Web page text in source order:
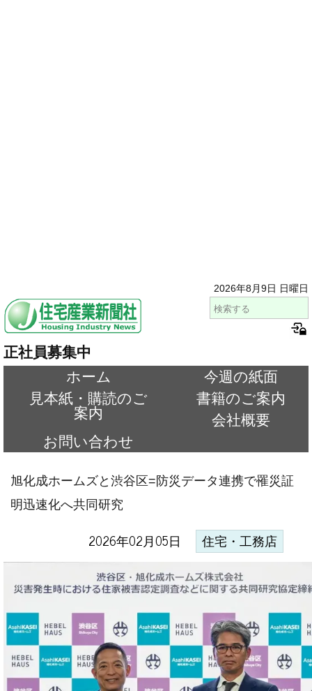
2026年8月9日 日曜日
正社員募集中
ホーム
今週の紙面
見本紙・購読のご
案内
書籍のご案内
会社概要
お問い合わせ
旭化成ホームズと渋谷区=防災データ連携で罹災証
明迅速化へ共同研究
2026年02月05日 住宅・工務店